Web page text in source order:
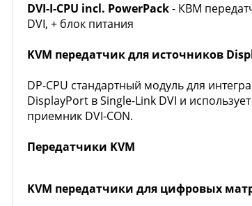
DVI-I-CPU incl. PowerPack- КВМ
DVI, + блок питания
KVM передатчик для источников
DP-CPU стандартный модуль для
DisplayPort в Single-Link DVI и
приемник DVI-CON.
Передатчики KVM
KVM передатчики для цифровых